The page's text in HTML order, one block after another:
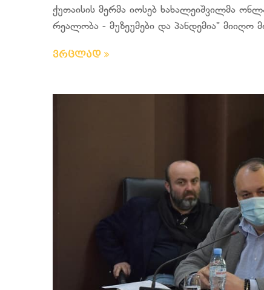
ქუთაისის მერმა იოსებ ხახალეიშვილმა
რეალობა - მუზეუმები და პანდემია" მიიღო
ვრცლად